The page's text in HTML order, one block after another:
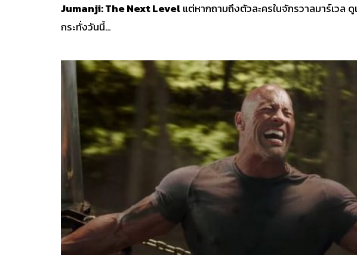
Jumanji: The Next Levelแต่หากถามถึงตัวละครในจักรวาลมาร์เวล
กระทั่งวันนี้…